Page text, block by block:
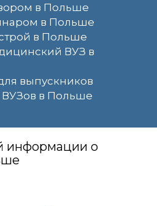
в Польше
в Польше
в Польше
ВУЗ в
выпускников
в Польше
информации о